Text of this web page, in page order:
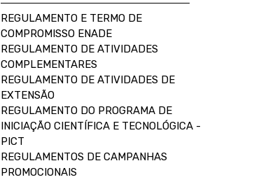
REGULAMENTO E TERMO DE
COMPROMISSO ENADE
REGULAMENTO DE ATIVIDADES
COMPLEMENTARES
REGULAMENTO DE ATIVIDADES DE
EXTENSÃO
REGULAMENTO DO PROGRAMA DE
INICIAÇÃO CIENTÍFICA E TECNOLÓGICA -
PICT
REGULAMENTOS DE CAMPANHAS
PROMOCIONAIS